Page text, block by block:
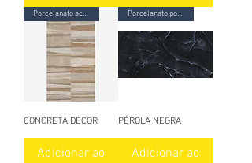
Porcelanato acetinado
CONCRETA DECOR
Adicionar ao
Porcelanato polido
PÉROLA NEGRA
Adicionar ao